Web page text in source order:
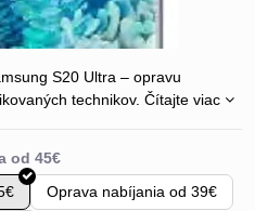
S20 Ultra – opravu
technikov. Čítajte viac
Oprava nabíjania od 39€